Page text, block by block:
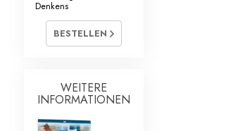
auf das Drogenproblem
für den Arbeitsplatz
Denkens
BESTELLEN
WEITERE
INFORMATIONEN